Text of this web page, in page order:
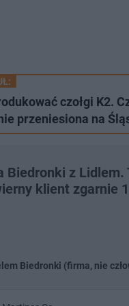
czołgi K2.
przeniesiona na
Biedronki z Lidlem.
klient zgarnie
Biedronki (firma, nie